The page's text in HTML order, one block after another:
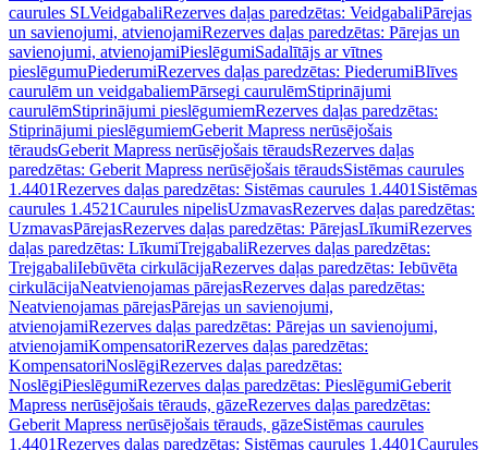
caurules SLVeidgabaliRezerves daļas paredzētas: VeidgabaliPārejas
un savienojumi, atvienojamiRezerves daļas paredzētas: Pārejas un
savienojumi, atvienojamiPieslēgumiSadalītājs ar vītnes
pieslēgumuPiederumiRezerves daļas paredzētas: PiederumiBlīves
caurulēm un veidgabaliemPārsegi caurulēmStiprinājumi
caurulēmStiprinājumi pieslēgumiemRezerves daļas paredzētas:
Stiprinājumi pieslēgumiemGeberit Mapress nerūsējošais
tēraudsGeberit Mapress nerūsējošais tēraudsRezerves daļas
paredzētas: Geberit Mapress nerūsējošais tēraudsSistēmas caurules
1.4401Rezerves daļas paredzētas: Sistēmas caurules 1.4401 Sistēmas
caurules 1.4521Caurules nipelisUzmavasRezerves daļas paredzētas:
UzmavasPārejasRezerves daļas paredzētas: PārejasLīkumiRezerves
daļas paredzētas: LīkumiTrejgabaliRezerves daļas paredzētas:
TrejgabaliIebūvēta cirkulācijaRezerves daļas paredzētas: Iebūvēta
cirkulācijaNeatvienojamas pārejasRezerves daļas paredzētas:
Neatvienojamas pārejasPārejas un savienojumi,
atvienojamiRezerves daļas paredzētas: Pārejas un savienojumi,
atvienojamiKompensatoriRezerves daļas paredzētas:
KompensatoriNoslēgiRezerves daļas paredzētas:
NoslēgiPieslēgumiRezerves daļas paredzētas: PieslēgumiGeberit
Mapress nerūsējošais tērauds, gāzeRezerves daļas paredzētas:
Geberit Mapress nerūsējošais tērauds, gāzeSistēmas caurules
1.4401Rezerves daļas paredzētas: Sistēmas caurules 1.4401Caurules